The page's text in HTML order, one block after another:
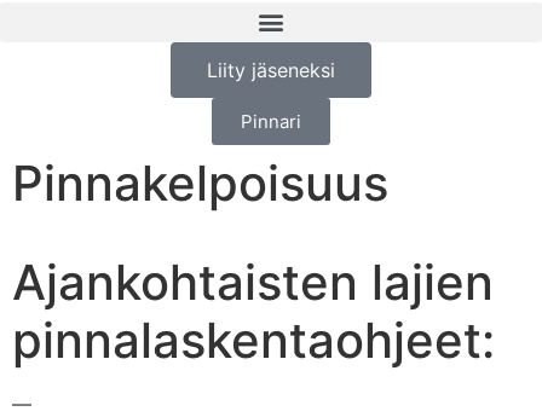
Liity jäseneksi
Pinnari
Pinnakelpoisuus
Ajankohtaisten lajien
pinnalaskentaohjeet:
—